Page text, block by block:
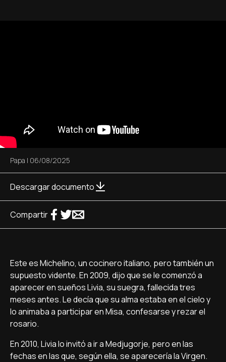
Papa | 06/08/2025
Descargar documento
Compartir
Este es Michelino, un cocinero italiano, pero también un
supuesto vidente. En 2009, dijo que se le comenzó a
aparecer en sueños Livia, su suegra, fallecida tres
meses antes. Le decía que su alma estaba en el cielo y
lo animaba a participar en Misa, confesarse y rezar el
rosario.
En 2010, Livia lo invitó a ir a Medjugorje, pero en las
fechas en las que, según ella, se aparecería la Virgen.